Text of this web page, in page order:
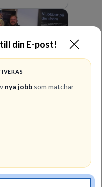
din E-post!
nya jobb som matchar
runtom i landet.
en del av ett
för att skapa
att göra våra